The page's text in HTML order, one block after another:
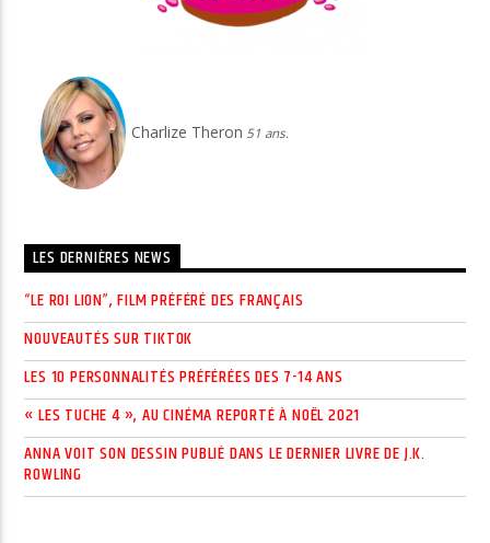
Charlize Theron 51 ans.
LES DERNIÈRES NEWS
“LE ROI LION”, FILM PRÉFÉRÉ DES FRANÇAIS
NOUVEAUTÉS SUR TIKTOK
LES 10 PERSONNALITÉS PRÉFÉRÉES DES 7-14 ANS
« LES TUCHE 4 », AU CINÉMA REPORTÉ À NOËL 2021
ANNA VOIT SON DESSIN PUBLIÉ DANS LE DERNIER LIVRE DE J.K.
ROWLING